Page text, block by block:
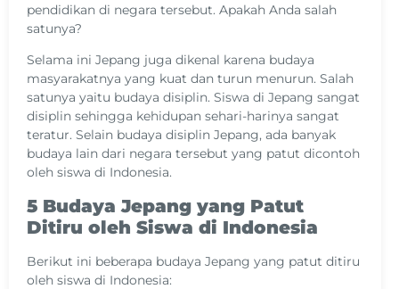
pendidikan di negara tersebut. Apakah Anda salah
satunya?
Selama ini Jepang juga dikenal karena budaya
masyarakatnya yang kuat dan turun menurun. Salah
satunya yaitu budaya disiplin. Siswa di Jepang sangat
disiplin sehingga kehidupan sehari-harinya sangat
teratur. Selain budaya disiplin Jepang, ada banyak
budaya lain dari negara tersebut yang patut dicontoh
oleh siswa di Indonesia.
5 Budaya Jepang yang Patut
Ditiru oleh Siswa di Indonesia
Berikut ini beberapa budaya Jepang yang patut ditiru
oleh siswa di Indonesia: